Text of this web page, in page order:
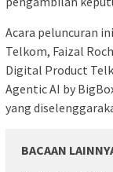
Acara peluncuran
Telkom, Faizal
Digital Product
Agentic AI by
yang
BACAAN